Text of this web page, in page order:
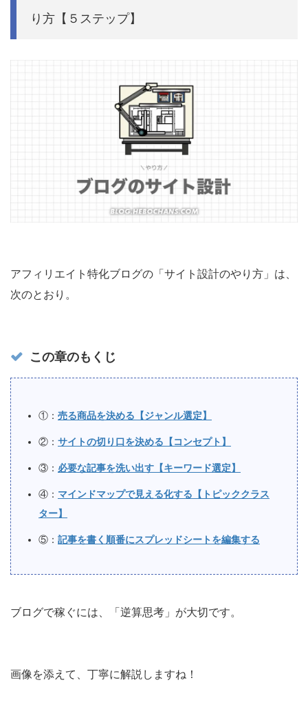
り方【５ステップ】
アフィリエイト特化ブログの「サイト設計のやり方」は、
次のとおり。
この章のもくじ
①： 売る商品を決める【ジャンル選定】
②： サイトの切り口を決める【コンセプト】
③： 必要な記事を洗い出す【キーワード選定】
④： マインドマップで見える化する【トピッククラス
ター】
⑤： 記事を書く順番にスプレッドシートを編集する
ブログで稼ぐには、「逆算思考」が大切です。
画像を添えて、丁寧に解説しますね！